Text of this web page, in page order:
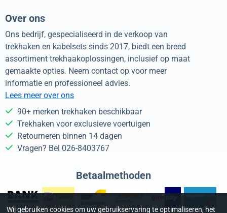
Over ons
Ons bedrijf, gespecialiseerd in de verkoop van
trekhaken en kabelsets sinds 2017, biedt een breed
assortiment trekhaakoplossingen, inclusief op maat
gemaakte opties. Neem contact op voor meer
informatie en professioneel advies.
Lees meer over ons
90+ merken trekhaken beschikbaar
Trekhaken voor exclusieve voertuigen
Retourneren binnen 14 dagen
Vragen? Bel 026-8403767
Betaalmethoden
Wij gebruiken cookies om uw gebruikservaring te optimaliseren, het